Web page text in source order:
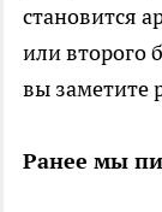
становится
или второго
вы заметите
Ранее мы